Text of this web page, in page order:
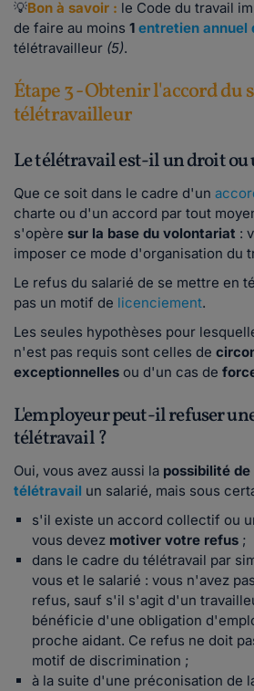
💡Bon à savoir : le Code du travail
de faire au moins 1 entretien annuel
télétravailleur (5).
Étape 3 - Obtenir l'accord du
télétravailleur
Le télétravail est-il un droit
Que ce soit dans le cadre d'un
charte ou d'un accord par tout
s'opère sur la base du volontariat :
imposer ce mode d'organisation du
Le refus du salarié de se mettre en
pas un motif de licenciement.
Les seules hypothèses pour
n'est pas requis sont celles de
exceptionnelles ou d'un cas de
L'employeur peut-il refuser
télétravail ?
Oui, vous avez aussi la possibilité de
télétravail un salarié, mais sous
s'il existe un accord collectif ou
vous devez motiver votre refus ;
dans le cadre du télétravail par
vous et le salarié : vous n'avez
refus, sauf s'il s'agit d'un
bénéficie d'une obligation
proche aidant. Ce refus ne doit
motif de discrimination ;
à la suite d'une préconisation de